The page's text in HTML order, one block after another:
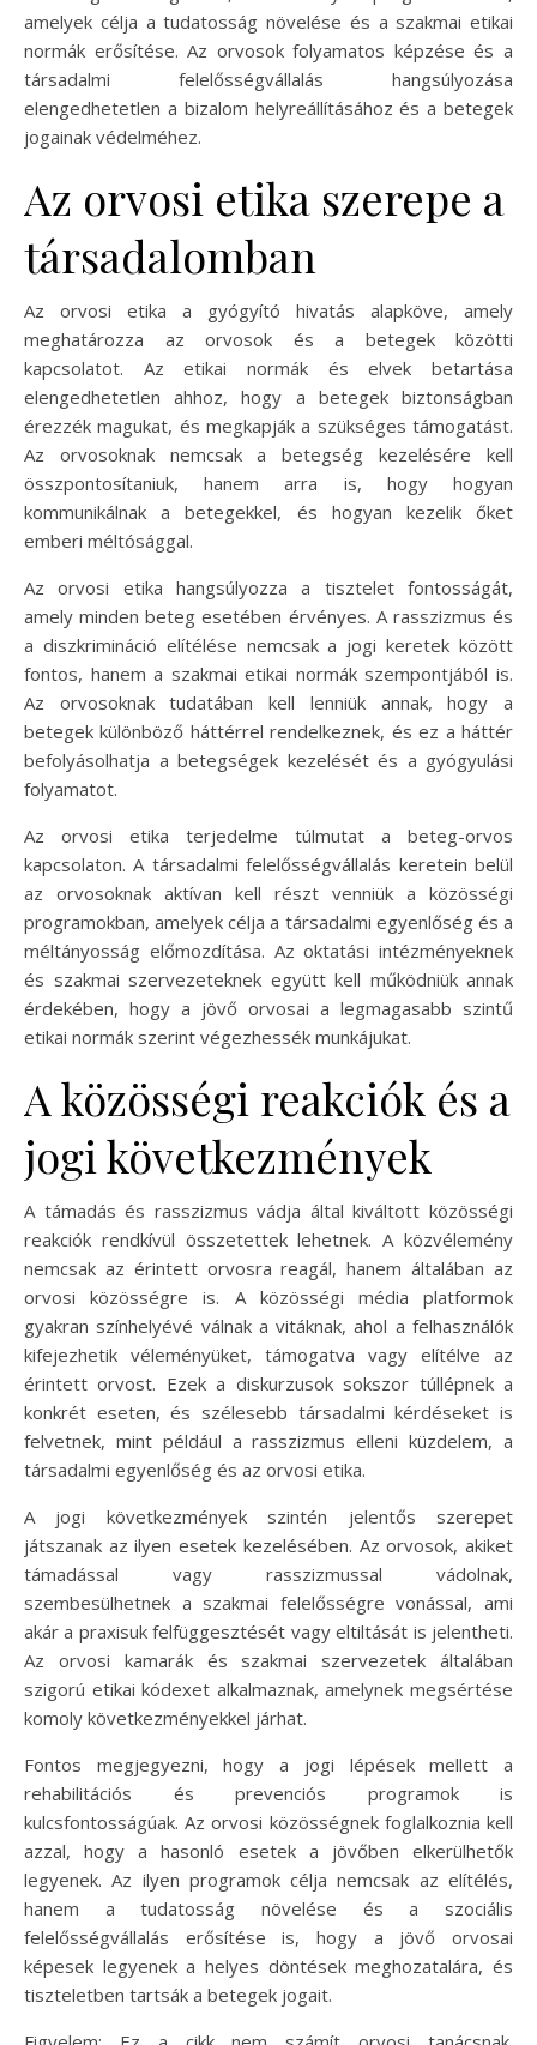
amelyek célja a tudatosság növelése és a szakmai etikai
normák erősítése. Az orvosok folyamatos képzése és a
társadalmi felelősségvállalás hangsúlyozása
elengedhetetlen a bizalom helyreállításához és a betegek
jogainak védelméhez.
Az orvosi etika szerepe a
társadalomban
Az orvosi etika a gyógyító hivatás alapköve, amely
meghatározza az orvosok és a betegek közötti
kapcsolatot. Az etikai normák és elvek betartása
elengedhetetlen ahhoz, hogy a betegek biztonságban
érezzék magukat, és megkapják a szükséges támogatást.
Az orvosoknak nemcsak a betegség kezelésére kell
összpontosítaniuk, hanem arra is, hogy hogyan
kommunikálnak a betegekkel, és hogyan kezelik őket
emberi méltósággal.
Az orvosi etika hangsúlyozza a tisztelet fontosságát,
amely minden beteg esetében érvényes. A rasszizmus és
a diszkrimináció elítélése nemcsak a jogi keretek között
fontos, hanem a szakmai etikai normák szempontjából is.
Az orvosoknak tudatában kell lenniük annak, hogy a
betegek különböző háttérrel rendelkeznek, és ez a háttér
befolyásolhatja a betegségek kezelését és a gyógyulási
folyamatot.
Az orvosi etika terjedelme túlmutat a beteg-orvos
kapcsolaton. A társadalmi felelősségvállalás keretein belül
az orvosoknak aktívan kell részt venniük a közösségi
programokban, amelyek célja a társadalmi egyenlőség és a
méltányosság előmozdítása. Az oktatási intézményeknek
és szakmai szervezeteknek együtt kell működniük annak
érdekében, hogy a jövő orvosai a legmagasabb szintű
etikai normák szerint végezhessék munkájukat.
A közösségi reakciók és a
jogi következmények
A támadás és rasszizmus vádja által kiváltott közösségi
reakciók rendkívül összetettek lehetnek. A közvélemény
nemcsak az érintett orvosra reagál, hanem általában az
orvosi közösségre is. A közösségi média platformok
gyakran színhelyévé válnak a vitáknak, ahol a felhasználók
kifejezhetik véleményüket, támogatva vagy elítélve az
érintett orvost. Ezek a diskurzusok sokszor túllépnek a
konkrét eseten, és szélesebb társadalmi kérdéseket is
felvetnek, mint például a rasszizmus elleni küzdelem, a
társadalmi egyenlőség és az orvosi etika.
A jogi következmények szintén jelentős szerepet
játszanak az ilyen esetek kezelésében. Az orvosok, akiket
támadással vagy rasszizmussal vádolnak,
szembesülhetnek a szakmai felelősségre vonással, ami
akár a praxisuk felfüggesztését vagy eltiltását is jelentheti.
Az orvosi kamarák és szakmai szervezetek általában
szigorú etikai kódexet alkalmaznak, amelynek megsértése
komoly következményekkel járhat.
Fontos megjegyezni, hogy a jogi lépések mellett a
rehabilitációs és prevenciós programok is
kulcsfontosságúak. Az orvosi közösségnek foglalkoznia kell
azzal, hogy a hasonló esetek a jövőben elkerülhetők
legyenek. Az ilyen programok célja nemcsak az elítélés,
hanem a tudatosság növelése és a szociális
felelősségvállalás erősítése is, hogy a jövő orvosai
képesek legyenek a helyes döntések meghozatalára, és
tiszteletben tartsák a betegek jogait.